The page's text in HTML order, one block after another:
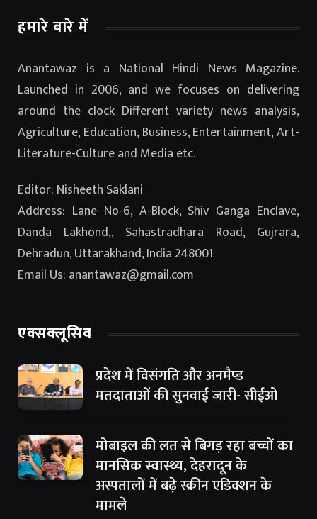
हमारे बारे में
Anantawaz is a National Hindi News Magazine.
Launched in 2006, and we focuses on delivering
around the clock Different variety news analysis,
Agriculture, Education, Business, Entertainment, Art-
Literature-Culture and Media etc.
Editor: Nisheeth Saklani
Address: Lane No-6, A-Block, Shiv Ganga Enclave,
Danda Lakhond,, Sahastradhara Road, Gujrara,
Dehradun, Uttarakhand, India 248001
Email Us: anantawaz@gmail.com
एक्सक्लूसिव
प्रदेश में विसंगति और अनमैप्ड
मतदाताओं की सुनवाई जारी- सीईओ
मोबाइल की लत से बिगड़ रहा बच्चों का
मानसिक स्वास्थ्य, देहरादून के
अस्पतालों में बढ़े स्क्रीन एडिक्शन के
मामले